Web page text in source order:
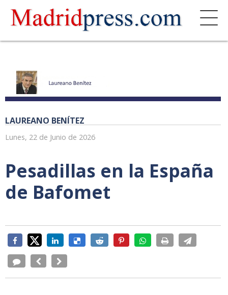
LAUREANO BENÍTEZ
Lunes, 22 de Junio de 2026
Pesadillas en la España
de Bafomet